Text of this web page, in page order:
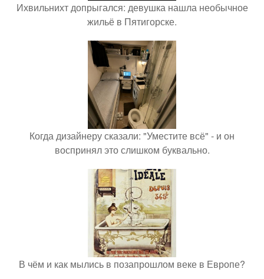
Ихвильнихт допрыгался: девушка нашла необычное
жильё в Пятигорске.
Когда дизайнеру сказали: "Уместите всё" - и он
воспринял это слишком буквально.
В чём и как мылись в позапрошлом веке в Европе?